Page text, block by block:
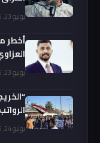
يوليو 23, 2026
أخطر
يوليو 23, 2026
يوليو 24, 2026